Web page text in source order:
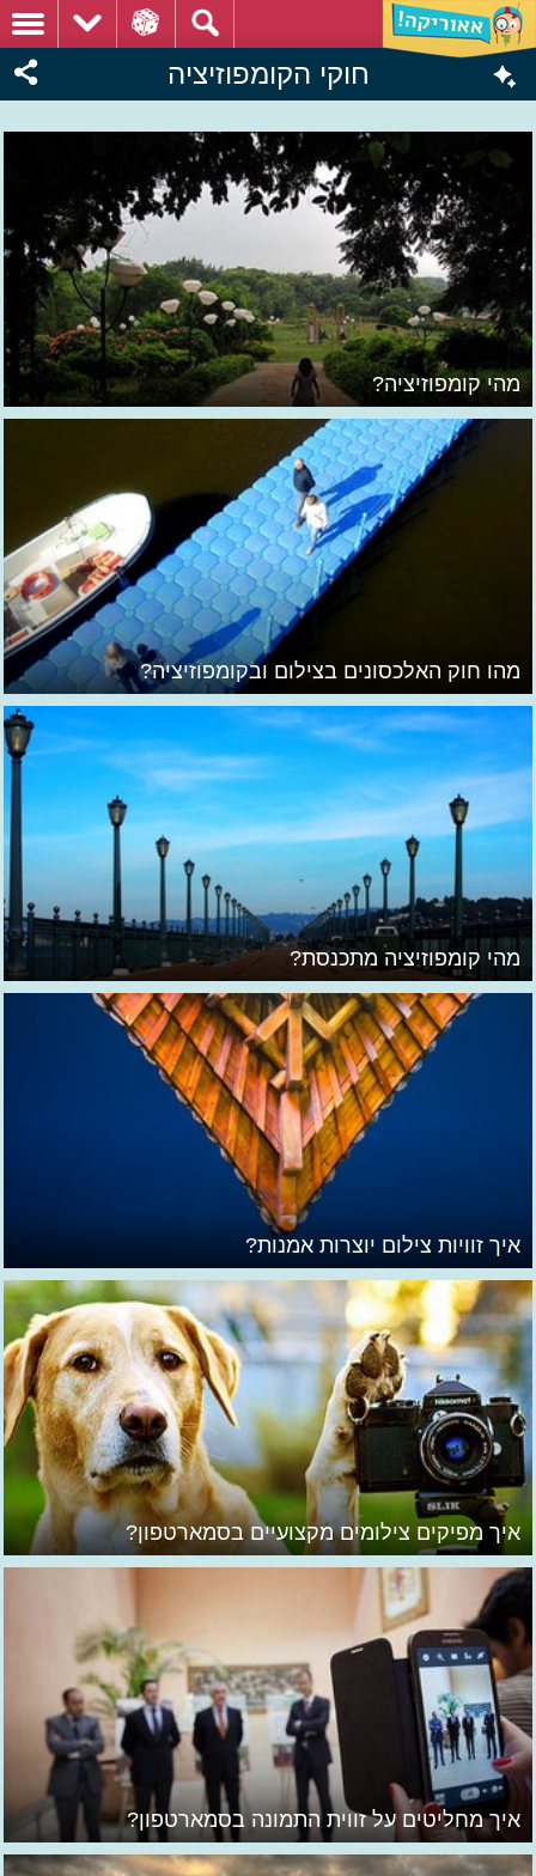
חוקי הקומפוזיציה
מהי קומפוזיציה?
מהו חוק האלכסונים בצילום ובקומפוזיציה?
מהי קומפוזיציה מתכנסת?
איך זוויות צילום יוצרות אמנות?
איך מפיקים צילומים מקצועיים בסמארטפון?
איך מחליטים על זווית התמונה בסמארטפון?